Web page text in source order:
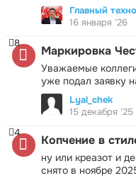
Главный
16 января '26
Маркировка
Уважаемые
уже подал заявку
8
Lyal_chek
15 декабря '25
Копчение в
ну или креазот и
снято в ноябре
4